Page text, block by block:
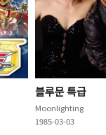
블루문 특급
Moonlighting
1985-03-03